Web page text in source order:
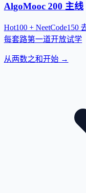
AlgoMooc 200 主线
Hot100 + NeetCode150
每套路第一道开放试学
从两数之和开始 →